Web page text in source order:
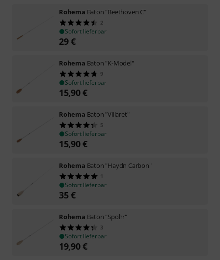
Rohema Baton "Beethoven C"
2
Sofort lieferbar
29€
Rohema Baton "K-Model"
9
Sofort lieferbar
15,90€
Rohema Baton "Villaret"
5
Sofort lieferbar
15,90€
Rohema Baton "Haydn Carbon"
1
Sofort lieferbar
35€
Rohema Baton "Spohr"
3
Sofort lieferbar
19,90€